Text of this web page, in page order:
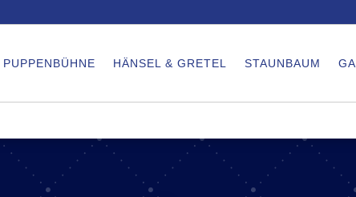
PUPPENBÜHNE HÄNSEL & GRETEL STAUNBAUM